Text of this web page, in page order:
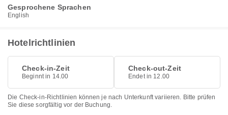
Gesprochene Sprachen
English
Hotelrichtlinien
Check-in-Zeit
Beginnt in 14.00
Check-out-Zeit
Endet in 12.00
Die Check-in-Richtlinien können je nach Unterkunft variieren. Bitte prüfen
Sie diese sorgfältig vor der Buchung.